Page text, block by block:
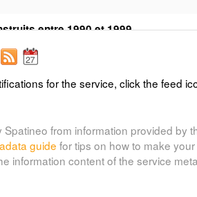
entre 1990 et 1999
for the service, click the feed
from information provided by
guide for tips on how to make
information content of the service